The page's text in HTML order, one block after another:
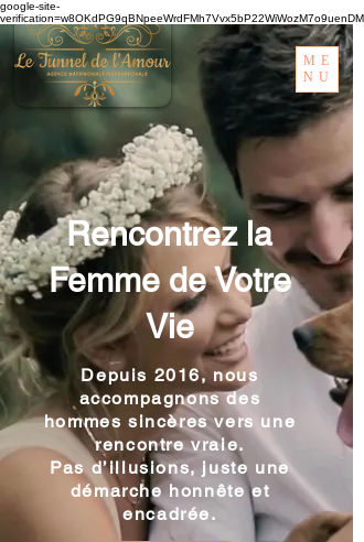
google-site-
verification=w8OKdPG9qBNpeeWrdFMh7Vvx5bP22WiWozM7o9uenDM
ME
NU
Rencontrez la
Femme de Votre
Vie
Depuis 2016, nous
accompagnons des
hommes sincères vers une
rencontre vraie.
Pas d’illusions, juste une
démarche honnête et
encadrée.